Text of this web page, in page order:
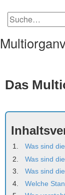
Das
Was sind
Was sind
Was sind
Welche